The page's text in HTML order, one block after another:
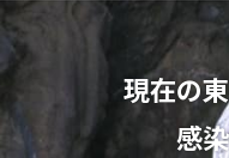
現在の
感